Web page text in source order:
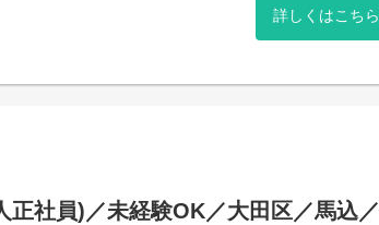
詳しくはこちら
正社員)／未経験OK／大田区／馬込／